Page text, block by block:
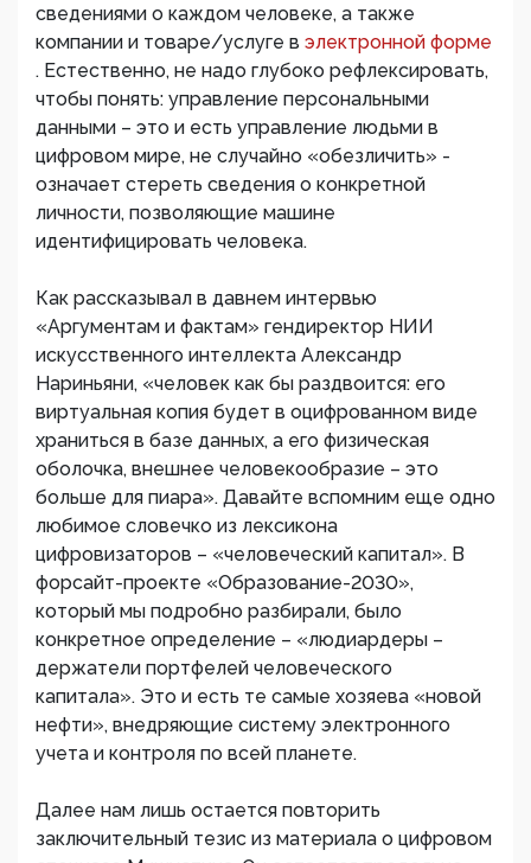
сведениями о каждом человеке, а также
компании и товаре/услуге в электронной форме
. Естественно, не надо глубоко рефлексировать,
чтобы понять: управление персональными
данными – это и есть управление людьми в
цифровом мире, не случайно «обезличить» -
означает стереть сведения о конкретной
личности, позволяющие машине
идентифицировать человека.
Как рассказывал в давнем интервью
«Аргументам и фактам» гендиректор НИИ
искусственного интеллекта Александр
Нариньяни, «человек как бы раздвоится: его
виртуальная копия будет в оцифрованном виде
храниться в базе данных, а его физическая
оболочка, внешнее человекообразие – это
больше для пиара». Давайте вспомним еще одно
любимое словечко из лексикона
цифровизаторов – «человеческий капитал». В
форсайт-проекте «Образование-2030»,
который мы подробно разбирали, было
конкретное определение – «людиардеры –
держатели портфелей человеческого
капитала». Это и есть те самые хозяева «новой
нефти», внедряющие систему электронного
учета и контроля по всей планете.
Далее нам лишь остается повторить
заключительный тезис из материала о цифровом